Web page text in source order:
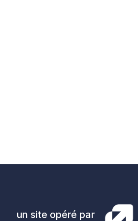
un site opéré par